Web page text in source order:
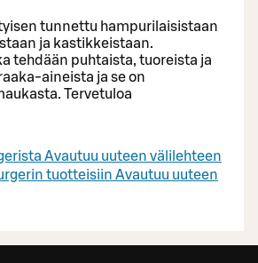
tunnettu hampurilaisistaan
ja kastikkeistaan.
tehdään puhtaista, tuoreista ja
aineista ja se on
Tervetuloa
Avautuu uuteen välilehteen
tuotteisiin Avautuu uuteen